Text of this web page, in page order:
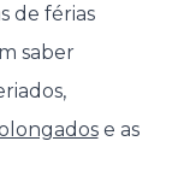
de férias
saber
e as